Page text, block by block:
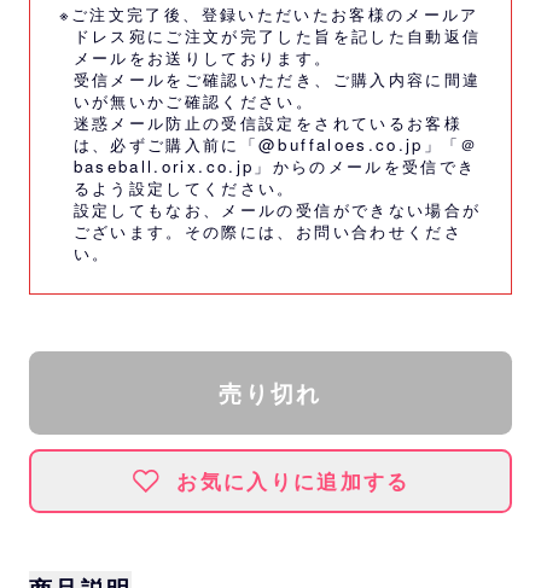
※ご注文完了後、登録いただいたお客様のメールア
ドレス宛にご注文が完了した旨を記した自動返信
メールをお送りしております。
受信メールをご確認いただき、ご購入内容に間違
いが無いかご確認ください。
迷惑メール防止の受信設定をされているお客様
は、必ずご購入前に「@buffaloes.co.jp」「＠
baseball.orix.co.jp」からのメールを受信でき
るよう設定してください。
設定してもなお、メールの受信ができない場合が
ございます。その際には、 お問い合わせくださ
い。
売り切れ
お気に入りに追加する